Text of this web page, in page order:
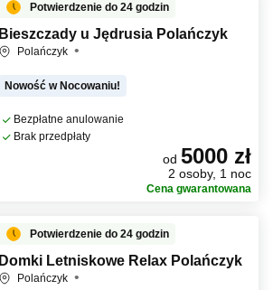
Potwierdzenie do 24 godzin
Bieszczady u Jędrusia Polańczyk
Polańczyk
Nowość w Nocowaniu!
Bezpłatne anulowanie
Brak przedpłaty
od 5000 zł
2 osoby, 1 noc
Cena gwarantowana
Potwierdzenie do 24 godzin
Domki Letniskowe Relax Polańczyk
Polańczyk